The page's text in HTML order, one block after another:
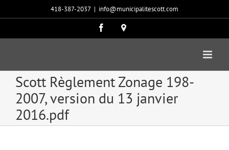
418-387-2037 | info@municipalitescott.com
Facebook
Carte
Scott Règlement Zonage 198-
2007, version du 13 janvier
2016.pdf